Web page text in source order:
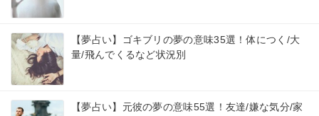
【夢占い】ゴキブリの夢の意味35選！体につく/大
量/飛んでくるなど状況別
【夢占い】元彼の夢の意味55選！友達/嫌な気分/家